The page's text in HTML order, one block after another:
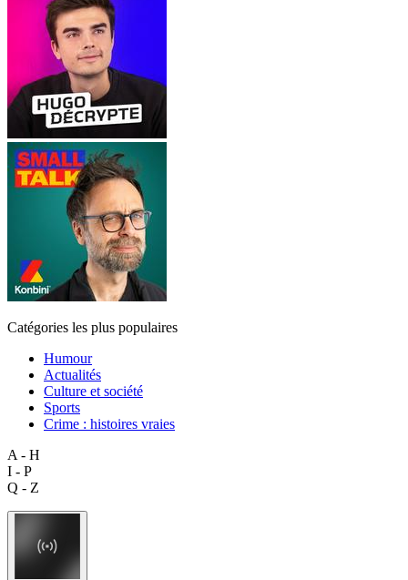
Catégories les plus populaires
Humour
Actualités
Culture et société
Sports
Crime : histoires vraies
A - H
I - P
Q - Z